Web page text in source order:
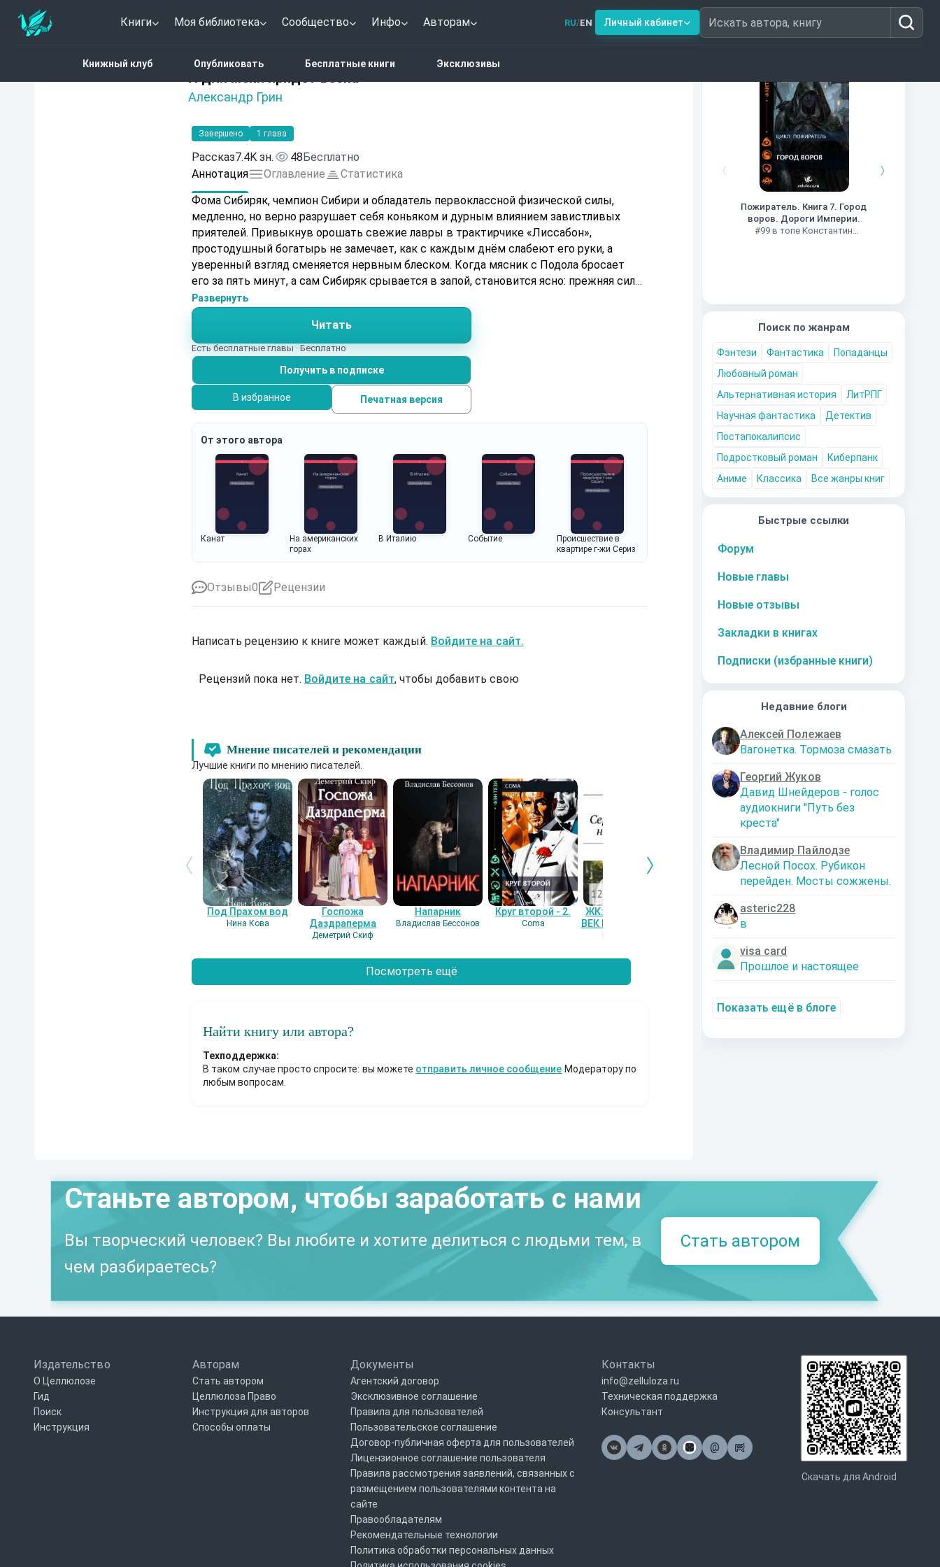
Книги Моя библиотека Сообщество Инфо Авторам RU/EN Личный кабинет Искать автора, книгу
Книжный клуб Опубликовать Бесплатные книги Эксклюзивы
Книги из топ-100
Пожиратель. Книга 7. Город
воров. Дороги Империи.
#99 в топе Константин
Поиск по жанрам
Фэнтези Фантастика
Попаданцы
Любовный роман
Альтернативная история
ЛитРПГ
Научная фантастика
Детектив
Постапокалипсис
Подростковый роман
Киберпанк
Аниме
Классика Все жанры книг
Быстрые ссылки
Форум
Новые главы
Новые отзывы
Закладки в книгах
Подписки (избранные книги)
Недавние блоги
Алексей Полежаев
Вагонетка. Тормоза смазать
Георгий Жуков
Давид Шнейдеров - голос
аудиокниги "Путь без
креста"
Владимир Пайлодзе
Лесной Посох. Рубикон
перейден. Мосты сожжены.
asteric228
в
visa card
Прошлое и настоящее
Показать ещё в блоге
И для меня придет весна
Александр Грин
Нет оценок
Завершено 1 глава
Рассказ7.4K зн. 48Бесплатно
Аннотация
Оглавление
Статистика
Фома Сибиряк, чемпион Сибири и обладатель первоклассной физической силы,
медленно, но верно разрушает себя коньяком и дурным влиянием завистливых
приятелей. Привыкнув орошать свежие лавры в трактирчике «Лиссабон»,
простодушный богатырь не замечает, как с каждым днём слабеют его руки, а
уверенный взгляд сменяется нервным блеском. Когда мясник с Подола бросает
его за пять минут, а сам Сибиряк срывается в запой, становится ясно: прежняя сила
уходит безвозвратно. Эта история — о том, как однажды весна приходит даже к
тем, кто, казалось, был непобедим.
Развернуть
Читать
Есть бесплатные главы · Бесплатно
Получить в подписке
В избранное Печатная версия
От этого автора
Канат
На американских
горах
В Италию Событие
Происшествие в
квартире г-жи Сериз
Отзывы0 Рецензии
Написать рецензию к книге может каждый. Войдите на сайт.
Рецензий пока нет. Войдите на сайт, чтобы добавить свою
Мнение писателей и рекомендации
Лучшие книги по мнению писателей.
Под Прахом вод
Нина Кова
Госпожа
Даздраперма
Деметрий Скиф
Напарник
Владислав Бессонов
Круг второй - 2.
Coma
ЖК: СЕРЕБРЯНЫЙ
ВЕК НАШЕЙ ЛЮБВИ
Гость-121359
Дальняя
экспедиция
Александрович
Кто я? Или как
Посмотреть ещё
Найти книгу или автора?
Техподдержка:
В таком случае просто спросите: вы можете отправить личное сообщение Модератору по
любым вопросам.
Станьте автором, чтобы заработать с нами
Вы творческий человек? Вы любите и хотите делиться с людьми тем, в
чем разбираетесь?
Стать автором
Издательство
О Целлюлозе
Гид
Поиск
Инструкция
Авторам
Стать автором
Целлюлоза Право
Инструкция для авторов
Способы оплаты
Документы
Агентский договор
Эксклюзивное соглашение
Правила для пользователей
Пользовательское соглашение
Договор-публичная оферта для пользователей
Лицензионное соглашение пользователя
Правила рассмотрения заявлений, связанных с
размещением пользователями контента на
сайте
Правообладателям
Рекомендательные технологии
Политика обработки персональных данных
Контакты
info@zelluloza.ru
Техническая поддержка
Консультант
@Почта
Скачать для Android